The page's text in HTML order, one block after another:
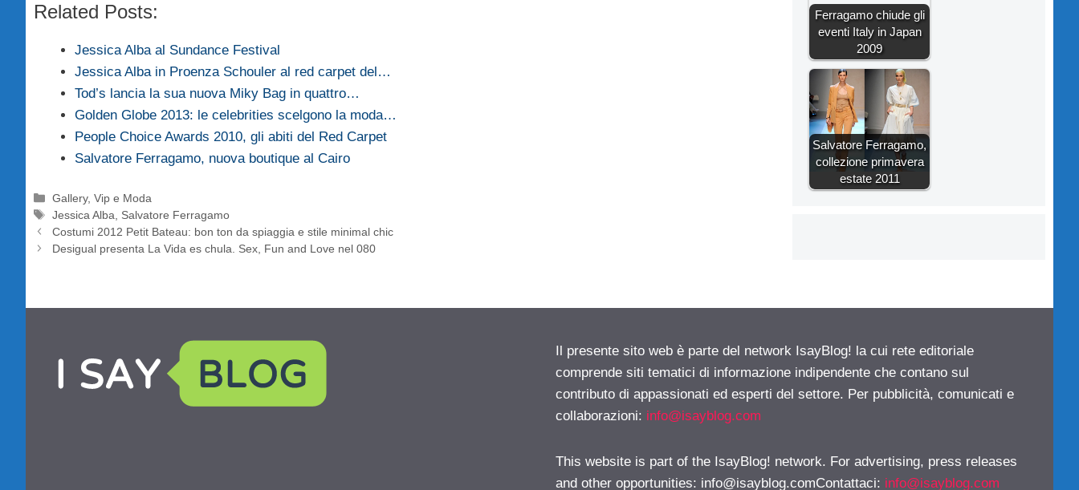
Related Posts:
Jessica Alba al Sundance Festival
Jessica Alba in Proenza Schouler al red carpet del…
Tod’s lancia la sua nuova Miky Bag in quattro…
Golden Globe 2013: le celebrities scelgono la moda…
People Choice Awards 2010, gli abiti del Red Carpet
Salvatore Ferragamo, nuova boutique al Cairo
Categorie
Gallery,Vip e Moda
Tag
Jessica Alba
Salvatore Ferragamo
Costumi 2012 Petit Bateau: bon ton da spiaggia e stile minimal chic
Desigual presenta La Vida es chula. Sex, Fun and Love nel 080
Ferragamo chiude gli
eventi Italy in Japan
2009
Salvatore Ferragamo,
collezione primavera
estate 2011
Il presente sito web è parte del network IsayBlog! la cui rete editoriale
comprende siti tematici di informazione indipendente che contano sul
contributo di appassionati ed esperti del settore. Per pubblicità, comunicati e
collaborazioni: info@isayblog.com
This website is part of the IsayBlog! network. For advertising, press releases
and other opportunities: info@isayblog.comContattaci: info@isayblog.com